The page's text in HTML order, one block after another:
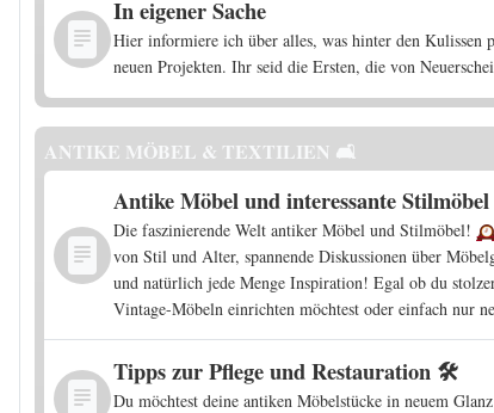
In eigener Sache
Hier informiere ich über alles, was hinter den Kulissen
neuen Projekten. Ihr seid die Ersten, die von
ANTIKE MÖBEL & TEXTILIEN 🛋️
Antike Möbel und interessante
Die faszinierende Welt antiker Möbel und Stilmöbel!
von Stil und Alter, spannende Diskussionen über
und natürlich jede Menge Inspiration! Egal ob du
Vintage-Möbeln einrichten möchtest oder einfach nur
Tipps zur Pflege und Restauration 🛠️
Du möchtest deine antiken Möbelstücke in neuem